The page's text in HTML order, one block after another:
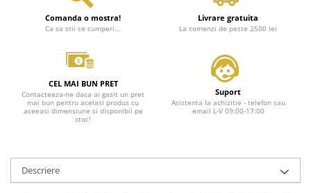
Comanda o mostra!
Ca sa stii ce cumperi...
Livrare gratuita
La comenzi de peste 2500 lei
CEL MAI BUN PRET
Contacteaza-ne daca ai gasit un pret
mai bun pentru acelasi produs cu
aceeasi dimensiune si disponibil pe
stoc!
Suport
Asistenta la achizitie - telefon sau
email L-V 09:00-17:00
Descriere